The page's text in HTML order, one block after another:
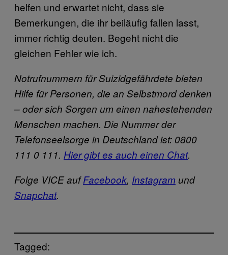
helfen und erwartet nicht, dass sie
Bemerkungen, die ihr beiläufig fallen lasst,
immer richtig deuten. Begeht nicht die
gleichen Fehler wie ich.
Notrufnummern für Suizidgefährdete bieten
Hilfe für Personen, die an Selbstmord denken
– oder sich Sorgen um einen nahestehenden
Menschen machen. Die Nummer der
Telefonseelsorge in Deutschland ist: 0800
111 0 111. Hier gibt es auch einen Chat.
Folge VICE aufFacebook, Instagramund
Snapchat.
Tagged: